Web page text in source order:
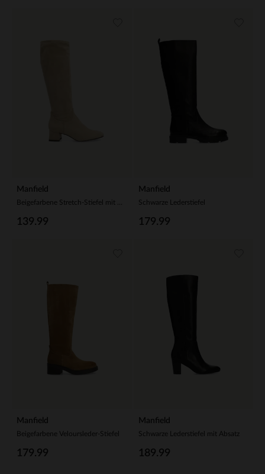
Manfield
139.99
Manfield
Schwarze Lederstiefel
179.99
Manfield
Beigefarbene Veloursleder-Stiefel
179.99
Manfield
Schwarze Lederstiefel mit Absatz
189.99